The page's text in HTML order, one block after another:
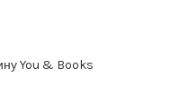
You & Books